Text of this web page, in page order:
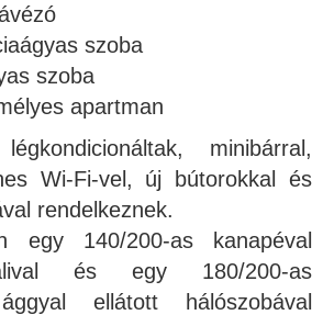
szoba
szoba
apartman
minibárral,
Wi-Fi-vel, új bútorokkal és
rendelkeznek.
egy 140/200-as kanapéval
és egy 180/200-as
ellátott hálószobával